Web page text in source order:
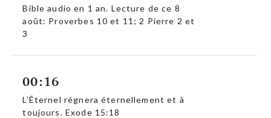
Bible audio en 1 an. Lecture de ce 8
août: Proverbes 10 et 11; 2 Pierre 2 et
3
00:16
L’Éternel régnera éternellement et à
toujours. Exode 15:18